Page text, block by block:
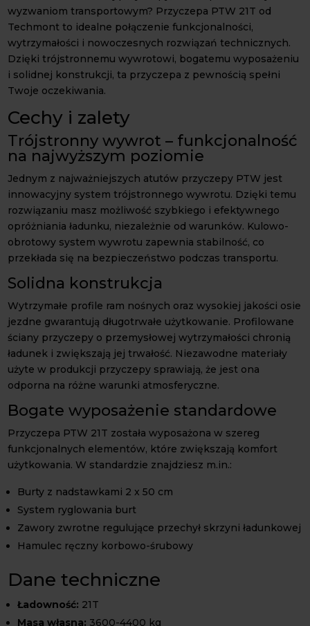
wyzwaniom transportowym? Przyczepa PTW 21T od
Techmont to idealne połączenie funkcjonalności,
wytrzymałości i nowoczesnych rozwiązań technicznych.
Dzięki trójstronnemu wywrotowi, bogatemu wyposażeniu
i solidnej konstrukcji, ta przyczepa z pewnością spełni
Twoje oczekiwania.
Cechy i zalety
Trójstronny wywrot – funkcjonalność
na najwyższym poziomie
Jednym z najważniejszych atutów przyczepy PTW jest
innowacyjny system trójstronnego wywrotu. Dzięki temu
rozwiązaniu masz możliwość szybkiego i efektywnego
opróżniania ładunku, niezależnie od warunków. Kulowo-
obrotowy system wywrotu zapewnia stabilność, co
przekłada się na bezpieczeństwo podczas transportu.
Solidna konstrukcja
Wytrzymałe profile ram nośnych oraz wysokiej jakości osie
jezdne gwarantują długotrwałe użytkowanie. Profilowane
ściany przyczepy o przemysłowej wytrzymałości chronią
ładunek i zwiększają jej trwałość. Niezawodne materiały
użyte w produkcji przyczepy sprawiają, że jest ona
odporna na różne warunki atmosferyczne.
Bogate wyposażenie standardowe
Przyczepa PTW 21T została wyposażona w szereg
funkcjonalnych elementów, które zwiększają komfort
użytkowania. W standardzie znajdziesz m.in.:
Burty z nadstawkami 2 x 50 cm
System ryglowania burt
Zawory zwrotne regulujące przechył skrzyni ładunkowej
Hamulec ręczny korbowo-śrubowy
Dane techniczne
Ładowność: 21T
Masa własna: 3600-4400 kg